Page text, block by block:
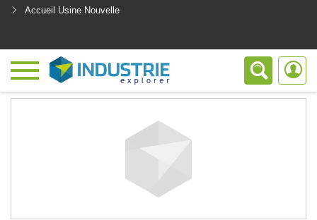
Accueil Usine Nouvelle